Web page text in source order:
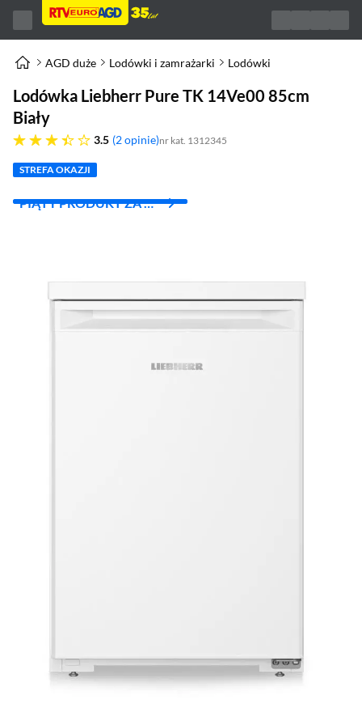
AGD duże Lodówki i zamrażarki Lodówki
Lodówka Liebherr Pure TK 14Ve00 85cm
Biały
3.5
3.5 gwiazdek 2 opinie nr kat. 1312345
STREFA OKAZJI
PIĄTY PRODUKT ZA 1